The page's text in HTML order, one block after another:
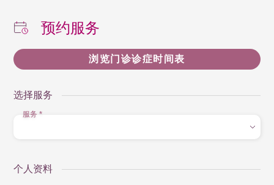
预约服务
浏览门诊诊症时间表
选择服务
服务*
个人资料